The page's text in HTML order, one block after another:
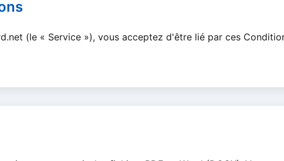
(le « Service »), vous acceptez d'être lié par ces